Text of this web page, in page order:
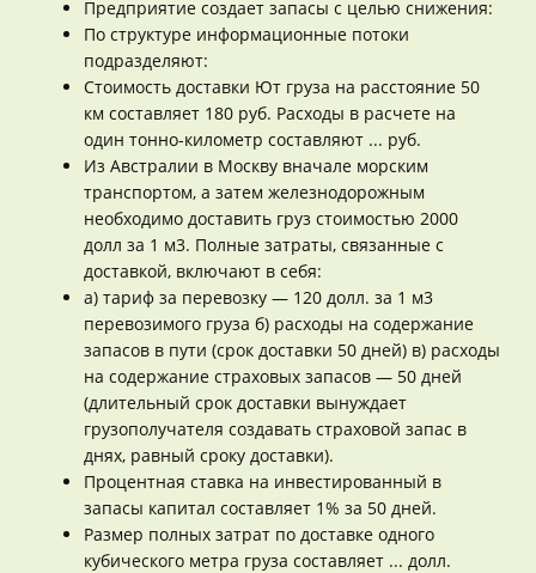
Предприятие создает запасы с целью снижения:
По структуре информационные потоки
подразделяют:
Стоимость доставки Ют груза на расстояние 50
км составляет 180 руб. Расходы в расчете на
один тонно-километр составляют ... руб.
Из Австралии в Москву вначале морским
транспортом, а затем железнодорожным
необходимо доставить груз стоимостью 2000
долл за 1 м3. Полные затраты, связанные с
доставкой, включают в себя:
а) тариф за перевозку — 120 долл. за 1 м3
перевозимого груза б) расходы на содержание
запасов в пути (срок доставки 50 дней) в) расходы
на содержание страховых запасов — 50 дней
(длительный срок доставки вынуждает
грузополучателя создавать страховой запас в
днях, равный сроку доставки).
Процентная ставка на инвестированный в
запасы капитал составляет 1% за 50 дней.
Размер полных затрат по доставке одного
кубического метра груза составляет ... долл.